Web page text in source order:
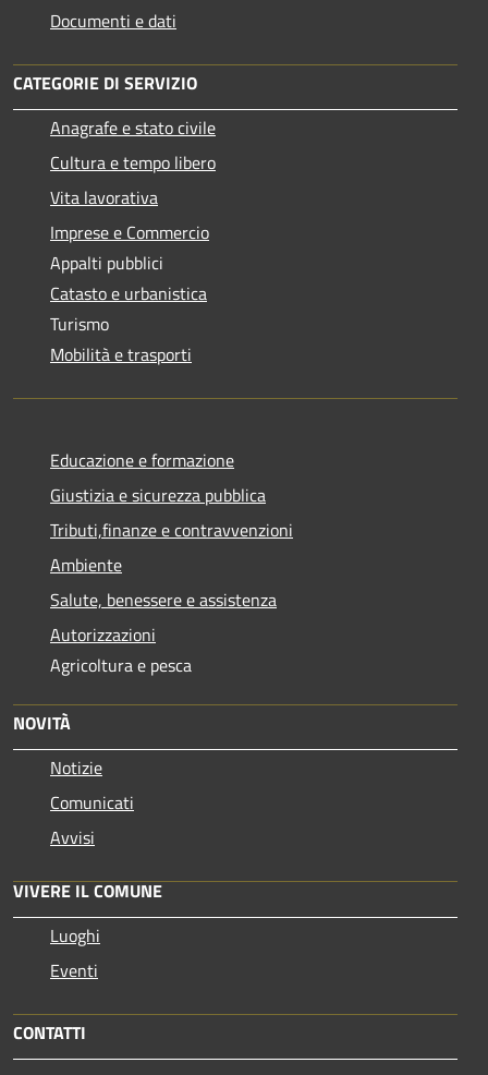
Documenti e dati
CATEGORIE DI SERVIZIO
Anagrafe e stato civile
Cultura e tempo libero
Vita lavorativa
Imprese e Commercio
Appalti pubblici
Catasto e urbanistica
Turismo
Mobilità e trasporti
Educazione e formazione
Giustizia e sicurezza pubblica
Tributi,finanze e contravvenzioni
Ambiente
Salute, benessere e assistenza
Autorizzazioni
Agricoltura e pesca
NOVITÀ
Notizie
Comunicati
Avvisi
VIVERE IL COMUNE
Luoghi
Eventi
CONTATTI